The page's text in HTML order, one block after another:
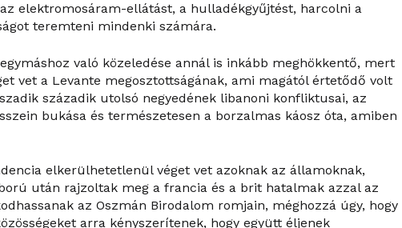
elektromosáram-ellátást, a hulladékgyűjtést, harcolni a
teremteni mindenki számára.
való közeledése annál is inkább meghökkentő, mert
vet a Levante megosztottságának, ami magától értetődő volt
századik utolsó negyedének libanoni konfliktusai, az
bukása és természetesen a borzalmas káosz óta, amiben
elkerülhetetlenül véget vet azoknak az államoknak,
után rajzoltak meg a francia és a brit hatalmak azzal az
az Oszmán Birodalom romjain, méghozzá úgy, hogy
arra kényszerítenek, hogy együtt éljenek